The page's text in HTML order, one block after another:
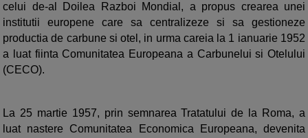
celui de-al Doilea Razboi Mondial, a propus crearea unei
institutii europene care sa centralizeze si sa gestioneze
productia de carbune si otel, in urma careia la 1 ianuarie 1952
a luat fiinta Comunitatea Europeana a Carbunelui si Otelului
(CECO).
La 25 martie 1957, prin semnarea Tratatului de la Roma, a
luat nastere Comunitatea Economica Europeana, devenita